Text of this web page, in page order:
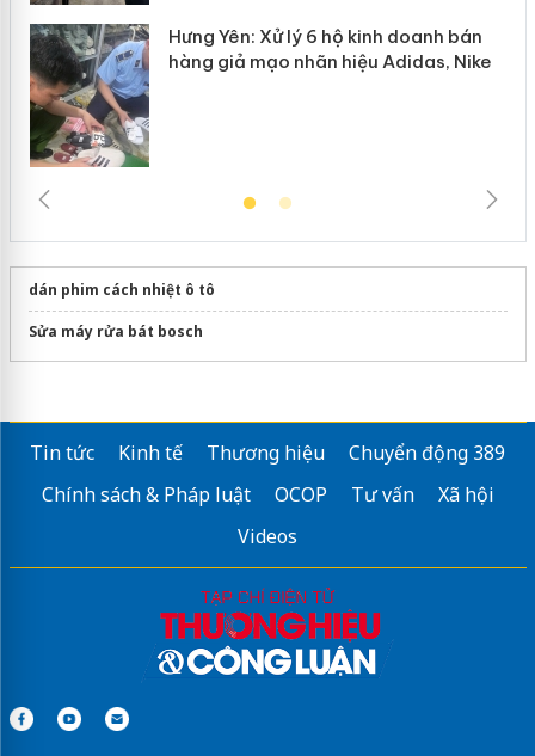
Hưng Yên: Xử lý 6 hộ kinh doanh bán
hàng giả mạo nhãn hiệu Adidas, Nike
dán phim cách nhiệt ô tô
Sửa máy rửa bát bosch
Tin tức Kinh tế Thương hiệu
Chuyển động 389
Chính sách & Pháp luật
OCOP Tư vấn
Xã hội
Videos